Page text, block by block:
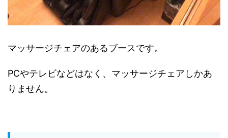
マッサージチェアのあるブースです。
PCやテレビなどはなく、マッサージチェアしかあ
りません。